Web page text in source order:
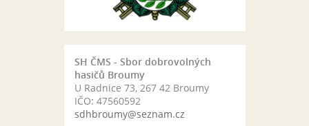
SH ČMS - Sbor dobrovolných
hasičů Broumy
U Radnice 73, 267 42 Broumy
IČO: 47560592
sdhbroumy@seznam.cz